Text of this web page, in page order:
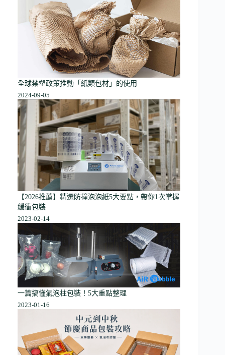
全球禁塑政策推動「紙類包材」的使用
2024-09-05
【2026推薦】精選防撞泡泡紙5大要點，帶你1次掌握
緩衝包裝
2023-02-14
一篇搞懂氣泡柱包裝！5大重點整理
2023-01-16